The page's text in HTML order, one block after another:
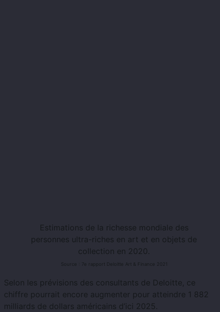
Estimations de la richesse mondiale des
personnes ultra-riches en art et en objets de
collection en 2020.
Source : 7e rapport Deloitte Art & Finance 2021
Selon les prévisions des consultants de Deloitte, ce
chiffre pourrait encore augmenter pour atteindre 1 882
milliards de dollars américains d’ici 2025.